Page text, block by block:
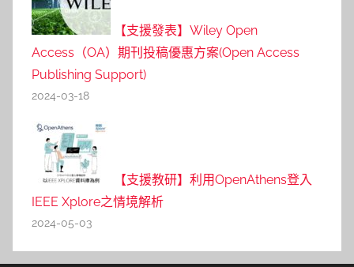
【支援發表】Wiley Open
Access（OA）期刊投稿優惠方案(Open Access
Publishing Support)
2024-03-18
【支援教研】利用OpenAthens登入
IEEE Xplore之情境解析
2024-05-03